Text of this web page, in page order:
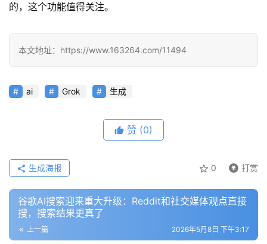
行
业
教
程
的，这个功能值得关注。
本文地址：https://www.163264.com/11494
ai Grok 生成
赞 (0)
0 打赏
生成海报
谷歌AI搜索迎来重大升级：Reddit和社交媒体观点直接
搜，搜索结果更真了
上一篇 2026年5月8日 下午3:17